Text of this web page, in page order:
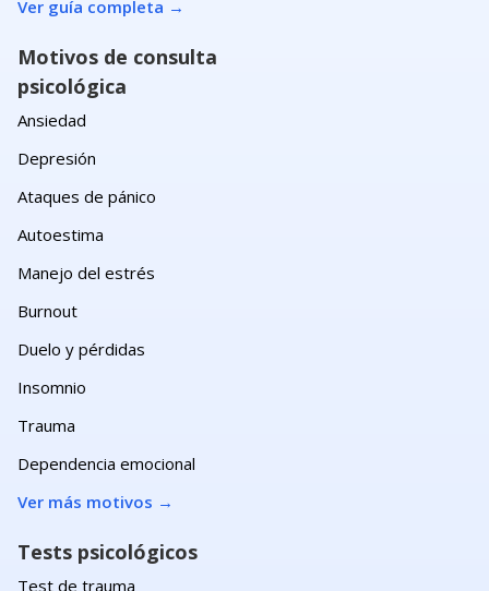
Ver guía completa →
Motivos de consulta
psicológica
Ansiedad
Depresión
Ataques de pánico
Autoestima
Manejo del estrés
Burnout
Duelo y pérdidas
Insomnio
Trauma
Dependencia emocional
Ver más motivos →
Tests psicológicos
Test de trauma